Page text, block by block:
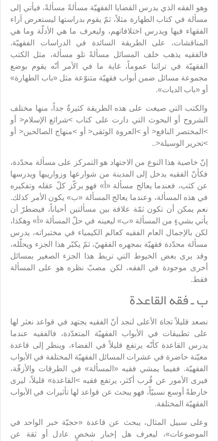
وهو الفقه الذي يدرس القضايا الفقهيّة مسألةً مسألةً، فيأتي إلى
مسألة في كتاب الطهارة مثلاً، ثمّ يقوم بدراستها ليستعرض آراء
الفقهاء فيها ويدرس اختلافاتهم، وليعرف ما هي الأدلّة وما هي
المناقشات، على الطريقة السائدة في الدراسات الفقهيّة.
فالفقيه يذهب خلف المسائل مسألةً تلو مسألة، مثل الكتب
الفقهيّة في تراثنا عموماً، غاية ما في الأمر أنّه يقوم بوضع
مجموعة مسائل ضمن أبواب فقهيّة متنوّعة مثل «باب الطهارة»
أو «باب الديات».
والكتب التي صيغت على هذه الطريقة كثيرةٌ جداً، منها مختلف
الشروح أو البحوث التي دارت على كتاب >شرائع الإسلام< أو
>المختصر النافع< أو >العروة الوثقى< أو >منهاج الصالحين< أو
>تحرير الوسيلة<..
إنّ خاصية هذا النوع من الاجتهاد هو التمركز على مسألة محدّدة،
فكأنّ الفقيه يدخل إلى المدينة من شوارعها وزواريبها ويدرسها
عن كثب، فعندما يعالج مسألة «أ» فهو يركّز كلّ عقله وتفكيره
في هذه المسألة، وعندما يعالج المسألة «ب» يكون الأمر كذلك.
نعم يمكن أن تكون ثمّة علاقة بين مسألتين أحياناً، فيضطرّ أن
يأتي بشيءٍ من المسألة «ب» ليعينه في حلّ المسألة «أ» وهكذا،
لكن بالإجمال العام الفقيه كعالم الكيمياء في مختبراته، يدرس
مسألة محدّدة فقهيّة بمجهره الفقهيّ، ثمّ يكبّر هذا الجزء ويحلّله،
وقد يرى بعض الخيوط التي تربط هذا الجزء الصغير بمسائل
أخرى موجودة في الفقه، لكن مصبّ نظره هو على المسألة
فقط.
ب ـ فقه القاعدة
نصعد قليلاً تجاهَ الأعلى لنجد أنّ الفقيه يجتهد في قواعد نعثر لها
على تطبيقات في الأبواب الفقهيّة المتعدّدة، فالفقيه عندما
يدرس القاعدة كأنّه يرتفع قليلاً في الفضاء، وينظر إلى قاعدة
معيّنة حاضرة في عشرات المسائل الفقهيّة المختلفة في الأبواب
الفقهيّة. ففيما يمشي فقيه «المسألة» في الطرقات والأزقّة،
فيرى الأمور عن قُرب أكثر، يرتفع فقيه >القاعدة» قليلاً، ليرى
خارطةً أوسع نسبيّاً، فهو يبحث عن قواعد لها تأثيرات في الأبواب
الفقهيّة المختلفة.
وعلى سبيل المثال، يبحث عن قاعدة «حجيّة خبر الواحد في
الموضوعات»، ليعرف هل إخبار شخصٍ عادل أو ثقة عن